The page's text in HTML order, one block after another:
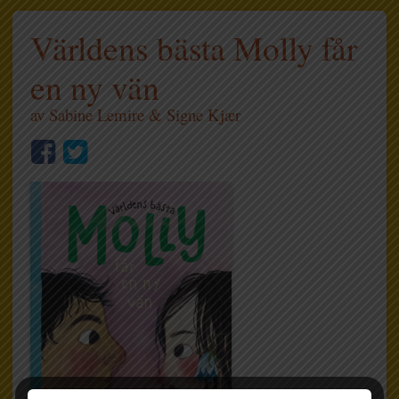
Världens bästa Molly får
en ny vän
av Sabine Lemire & Signe Kjær